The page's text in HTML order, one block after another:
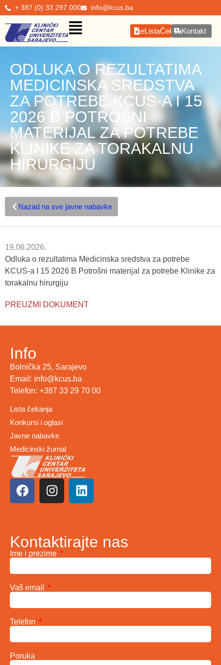
+ 387 (0) 33 297 000 info@kcus.ba
eListaČekanjaKontakt
ODLUKA O REZULTATIMA
MEDICINSKA SREDSTVA
ZA POTREBE KCUS-A I 15
2026 B POTROŠNI
MATERIJAL ZA POTREBE
KLINIKE ZA TORAKALNU
HIRURGIJU
Nazad na sve javne nabavke
19.06.2026.
Odluka o rezultatima Medicinska sredstva za potrebe
KCUS-a I 15 2026 B Potrošni materijal za potrebe Klinike za
torakalnu hirurgiju
PREUZMI DOKUMENT
Info
Bolnička 25, Sarajevo
Email: info@kcus.ba
Telefon: +387 33 29 70 00
Lista čekanja
Konkursi i oglasi
Javne nabavke
Medicinski žurnal
Kontaktirajte nas
Ime i prezime
Vaš email
Telefon
Poruka